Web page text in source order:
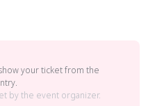
your ticket from the
by the event organizer.